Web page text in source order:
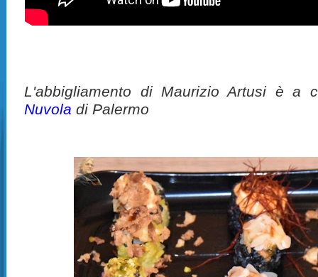
L'abbigliamento di Maurizio Artusi è a
Nuvola di Palermo